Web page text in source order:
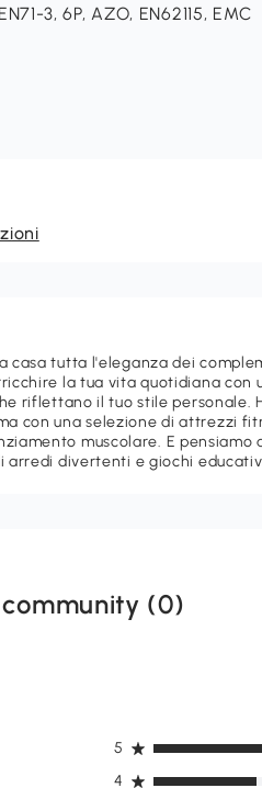
3, 6P, AZO, EN62115, EMC
casa tutta l'eleganza dei
la tua vita quotidiana con
riflettano il tuo stile personale.
con una selezione di attrezzi
muscolare. E pensiamo
arredi divertenti e giochi
community (0)
4
5